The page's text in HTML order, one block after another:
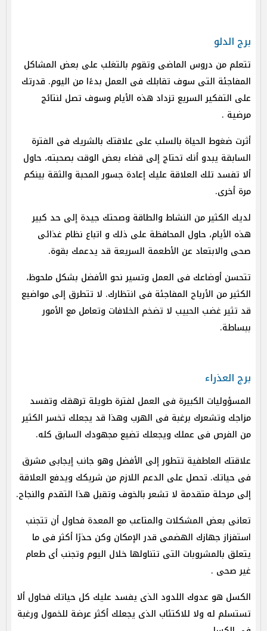
برج الدلو
تتعلم من دروس الماضى وتقوم بالتغلب على بعض المشاكل
المفاجئة التى سوف تقابلك فى العمل بدءًا من اليوم. قدرتك
على التفكير السريع تزداد هذه الأيام وسوف تصل لنتائج
مرضية .
أثرت ضغوط الحياة بالسلب على علاقتك بالشريك فى الفترة
السابقة يبدو أنك تحتاج إلى قضاء بعض الوقت بصحبته، حاول
ألا تفسد تلك العلاقة عليك إعادة جسور المحبة والثقة بينكم
مرة أخرى.
لديك الكثير من النشاط والطاقة وصحتك جيدة إلى حد كبير
هذه الأيام، حاول المحافظة على ذلك و اتباع نظام غذائى
صحى والابتعاد عن الأطعمة السريعة قد يدعمك بقوة.
تتحسن أوضاعك فى العمل وتسير نحو الأفضل بشكل ملحوظ،
الكثير من الأرباح المفاجئة فى انتظارك. لا تتطرق إلى مواضيع
قد تثير غضب الحبيب لا تضخم الخلافات وتعامل مع الأمور
ببساطة.
برج العذراء
المسؤوليات الكبيرة فى العمل لفترة طويلة ترهقك وتفسد
مزاجك وتشعرك برغبة فى الهرب وهذا قد يجعلك تخسر الكثير
من الفرص فى عملك ويجعلك تضيع مجهودك السابق كله.
علاقتك العاطفية تتطور إلى الأفضل وهو جانب إيجابى مشرق
فى حياتك. تحصل على الدعم اللازم من شريكك ويدفع العلاقة
إلى مرحلة متقدمة لا تشعر بالخوف وتقبل هذا التقدم والنجاح.
تعانى بعض المشكلات والمتاعب مع المعدة فحاول أن تتجنب
استفزاز جهازك الهضمى قدر الإمكان وكن حذرًا أكثر فى ما
يتعلق بالمشروبات التى تتناولها خلال اليوم وتجنب أى طعام
غير صحى .
الكسل هو عدوك اللدود الذى يفسد عليك كل حياتك فحاول ألا
تستسلم له ولا للاكتئاب الذى يجعلك أكثر عرضة للخمول ورغبة